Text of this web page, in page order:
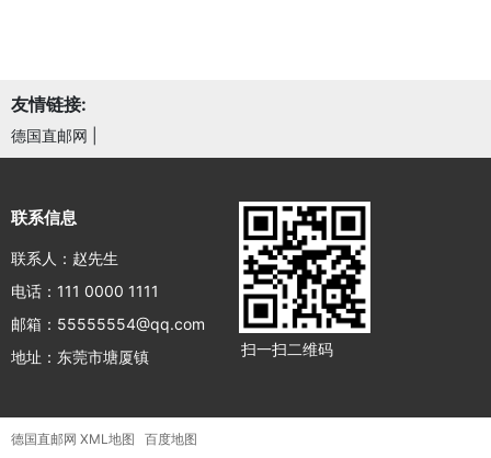
友情链接:
德国直邮网
联系信息
联系人：赵先生
电话：111 0000 1111
邮箱：55555554@qq.com
地址：东莞市塘厦镇
扫一扫二维码
德国直邮网 XML地图 百度地图